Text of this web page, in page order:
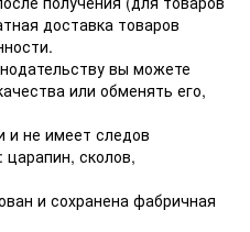
доставка товаров
вы можете
или обменять его,
и не имеет следов
царапин, сколов,
и сохранена фабричная